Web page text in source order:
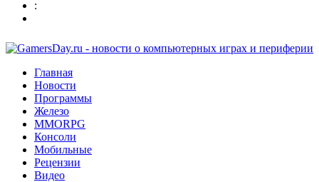
:
Главная
Новости
Программы
Железо
MMORPG
Консоли
Мобильные
Рецензии
Видео